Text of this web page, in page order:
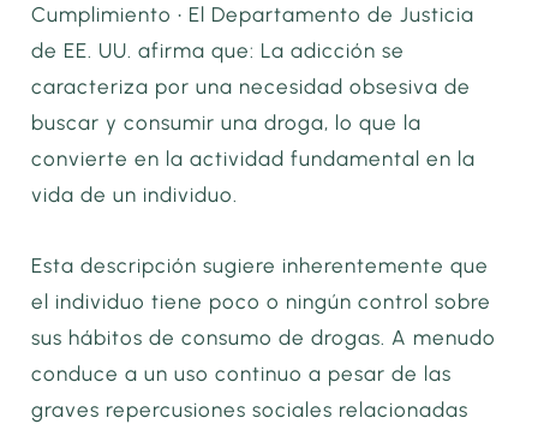
Cumplimiento • El Departamento de Justicia
de EE. UU. afirma que: La adicción se
caracteriza por una necesidad obsesiva de
buscar y consumir una droga, lo que la
convierte en la actividad fundamental en la
vida de un individuo.
Esta descripción sugiere inherentemente que
el individuo tiene poco o ningún control sobre
sus hábitos de consumo de drogas. A menudo
conduce a un uso continuo a pesar de las
graves repercusiones sociales relacionadas